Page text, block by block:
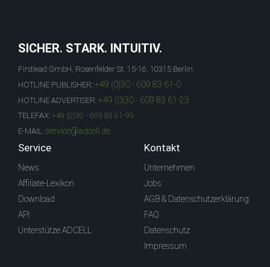
SICHER. STARK. INTUITIV.
Firstlead GmbH, Rosenfelder St. 15-16, 10315 Berlin
HOTLINE PUBLISHER: +49 (0)30 - 609 83 61-0
HOTLINE ADVERTISER: +49 (0)30 - 609 83 61-23
TELEFAX: +49 (0)30 - 609 83 61-99
E-MAIL: service@adcell.de
Service
News
Affiliate-Lexikon
Download
API
Unterstütze ADCELL
Kontakt
Unternehmen
Jobs
AGB & Datenschutzerklärung
FAQ
Datenschutz
Impressum